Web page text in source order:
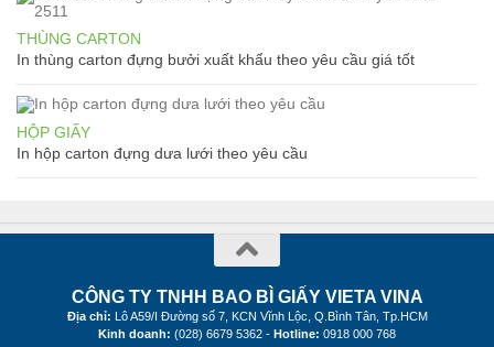
THÙNG CARTON
In thùng carton đựng bưởi xuất khẩu theo yêu cầu giá tốt
HỘP GIẤY
In hộp carton đựng dưa lưới theo yêu cầu
CÔNG TY TNHH BAO BÌ GIẤY VIETA VINA
Địa chỉ:
Lô A59/I Đường số 7, KCN Vĩnh Lộc, Q.Bình Tân, Tp.HCM
Kinh doanh: (028) 6679 5362 - Hotline: 0918 000 768